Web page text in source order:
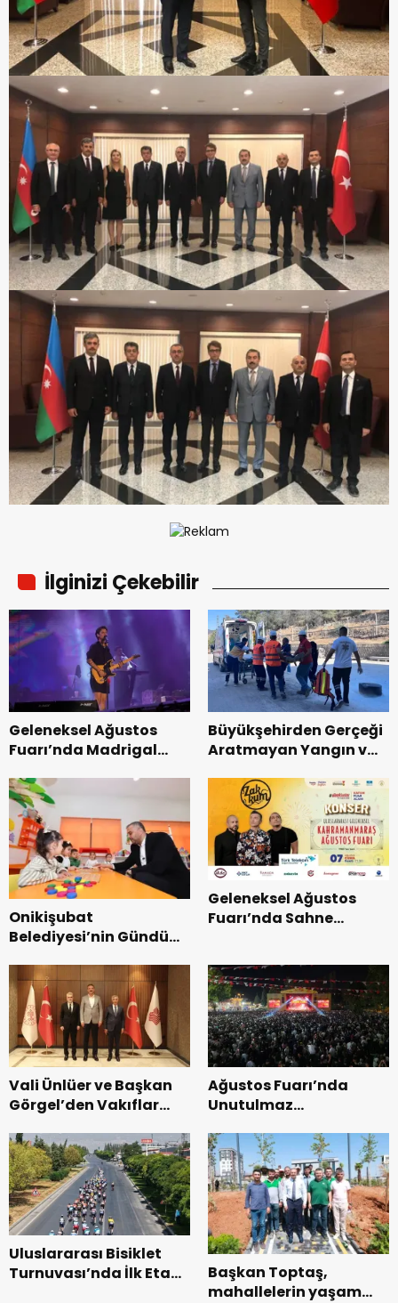
İlginizi Çekebilir
Geleneksel Ağustos
Fuarı’nda Madrigal
Büyükşehirden Gerçeği
Aratmayan Yangın ve
Onikişubat
Belediyesi’nin Gündüz
dönemin ön kayıtları
başladı.
Geleneksel Ağustos
Fuarı’nda Sahne
Vali Ünlüer ve Başkan
Görgel’den Vakıflar
ziyaret.
Ağustos Fuarı’nda
Unutulmaz
Uluslararası Bisiklet
Turnuvası’nda İlk Etap
Başkan Toptaş,
mahallelerin yaşam